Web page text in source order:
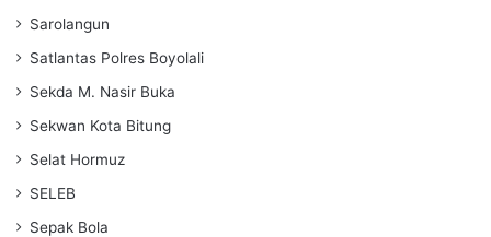
Sarolangun
Satlantas Polres Boyolali
Sekda M. Nasir Buka
Sekwan Kota Bitung
Selat Hormuz
SELEB
Sepak Bola